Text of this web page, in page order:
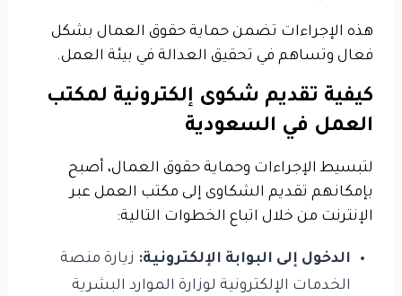
هذه الإجراءات تضمن حماية حقوق العمال بشكل
فعال وتساهم في تحقيق العدالة في بيئة العمل.
كيفية تقديم شكوى إلكترونية لمكتب
العمل في السعودية
لتبسيط الإجراءات وحماية حقوق العمال، أصبح
بإمكانهم تقديم الشكاوى إلى مكتب العمل عبر
الإنترنت من خلال اتباع الخطوات التالية:
الدخول إلى البوابة الإلكترونية: زيارة منصة
الخدمات الإلكترونية لوزارة الموارد البشرية